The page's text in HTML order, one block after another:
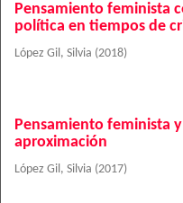
Pensamiento feminista
política en tiempos de
López Gil, Silvia (2018)
Pensamiento feminista
aproximación
López Gil, Silvia (2017)